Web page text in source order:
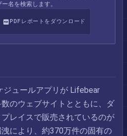
名を検索します。
PDFレポートをダウンロード
ュールアプリが Lifebear
のウェブサイトとともに、ダ
レイスで販売されているのが
により、約370万件の固有の